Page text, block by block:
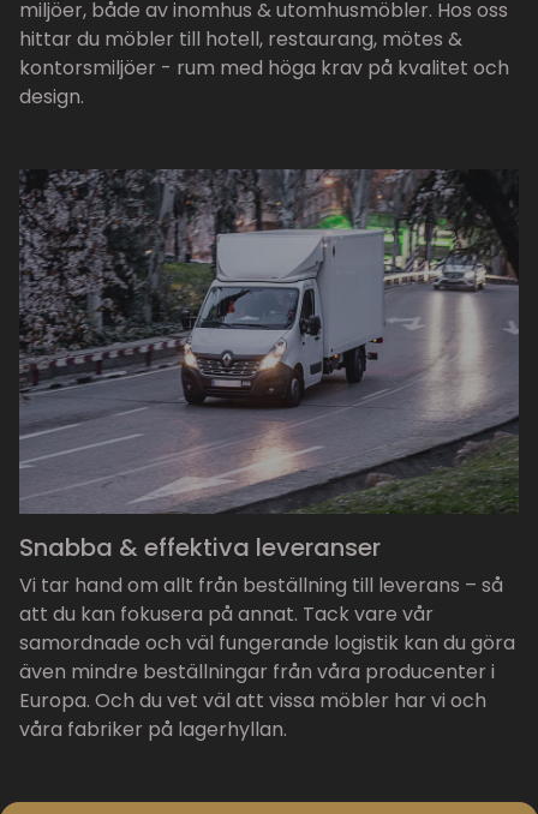
miljöer, både av inomhus & utomhusmöbler. Hos oss
hittar du möbler till hotell, restaurang, mötes &
kontorsmiljöer - rum med höga krav på kvalitet och
design.
Snabba & effektiva leveranser
Vi tar hand om allt från beställning till leverans – så
att du kan fokusera på annat. Tack vare vår
samordnade och väl fungerande logistik kan du göra
även mindre beställningar från våra producenter i
Europa. Och du vet väl att vissa möbler har vi och
våra fabriker på lagerhyllan.